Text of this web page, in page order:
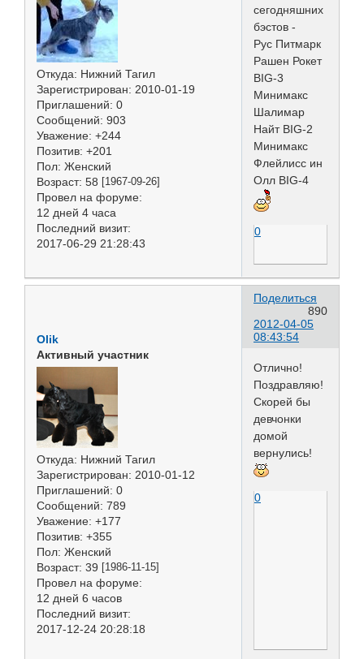
Откуда: Нижний Тагил
Зарегистрирован: 2010-01-19
Приглашений: 0
Сообщений: 903
Уважение: +244
Позитив: +201
Пол: Женский
Возраст: 58 [1967-09-26]
Провел на форуме:
12 дней 4 часа
Последний визит:
2017-06-29 21:28:43
сегодняшних
бэстов -
Рус Питмарк
Рашен Рокет
BIG-3
Минимакс
Шалимар
Найт BIG-2
Минимакс
Флейлисс ин
Олл BIG-4
0
Поделиться
890
2012-04-05
08:43:54
Olik
Активный участник
Откуда: Нижний Тагил
Зарегистрирован: 2010-01-12
Приглашений: 0
Сообщений: 789
Уважение: +177
Позитив: +355
Пол: Женский
Возраст: 39 [1986-11-15]
Провел на форуме:
12 дней 6 часов
Последний визит:
2017-12-24 20:28:18
Отлично!
Поздравляю!
Скорей бы
девчонки
домой
вернулись!
0